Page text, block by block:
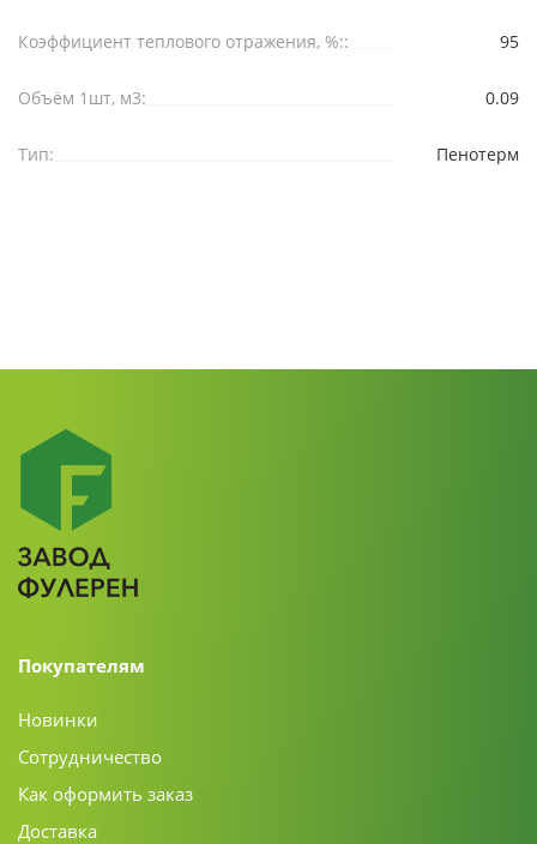
Коэффициент теплового отражения, %:: 95
Объём 1шт, м3: 0.09
Тип: Пенотерм
Покупателям
Новинки
Сотрудничество
Как оформить заказ
Доставка